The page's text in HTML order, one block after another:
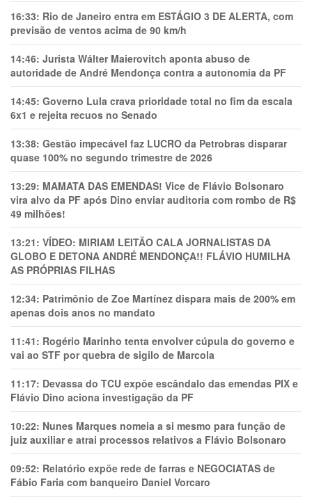
16:33: Rio de Janeiro entra em ESTÁGIO 3 DE ALERTA, com
previsão de ventos acima de 90 km/h
14:46: Jurista Wálter Maierovitch aponta abuso de
autoridade de André Mendonça contra a autonomia da PF
14:45: Governo Lula crava prioridade total no fim da escala
6x1 e rejeita recuos no Senado
13:38: Gestão impecável faz LUCRO da Petrobras disparar
quase 100% no segundo trimestre de 2026
13:29: MAMATA DAS EMENDAS! Vice de Flávio Bolsonaro
vira alvo da PF após Dino enviar auditoria com rombo de R$
49 milhões!
13:21: VÍDEO: MIRIAM LEITÃO CALA JORNALISTAS DA
GLOBO E DETONA ANDRÉ MENDONÇA!! FLÁVIO HUMILHA
AS PRÓPRIAS FILHAS
12:34: Patrimônio de Zoe Martínez dispara mais de 200% em
apenas dois anos no mandato
11:41: Rogério Marinho tenta envolver cúpula do governo e
vai ao STF por quebra de sigilo de Marcola
11:17: Devassa do TCU expõe escândalo das emendas PIX e
Flávio Dino aciona investigação da PF
10:22: Nunes Marques nomeia a si mesmo para função de
juiz auxiliar e atrai processos relativos a Flávio Bolsonaro
09:52: Relatório expõe rede de farras e NEGOCIATAS de
Fábio Faria com banqueiro Daniel Vorcaro